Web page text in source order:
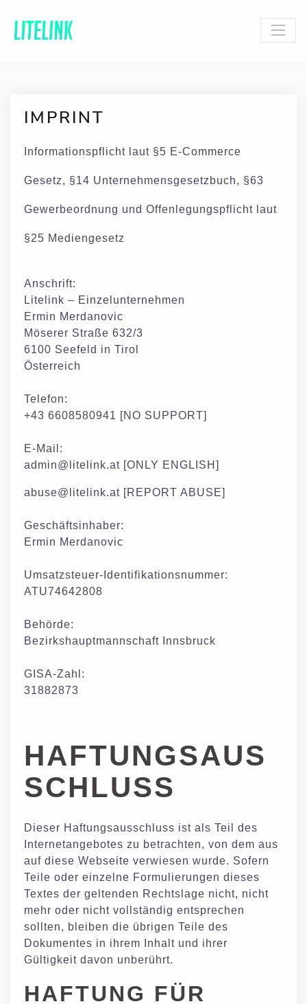
IMPRINT
Informationspflicht laut §5 E-Commerce
Gesetz, §14 Unternehmensgesetzbuch, §63
Gewerbeordnung und Offenlegungspflicht laut
§25 Mediengesetz
Anschrift:
Litelink – Einzelunternehmen
Ermin Merdanovic
Möserer Straße 632/3
6100 Seefeld in Tirol
Österreich
Telefon:
+43 6608580941 [NO SUPPORT]
E-Mail:
admin@litelink.at [ONLY ENGLISH]
abuse@litelink.at [REPORT ABUSE]
Geschäftsinhaber:
Ermin Merdanovic
Umsatzsteuer-Identifikationsnummer:
ATU74642808
Behörde:
Bezirkshauptmannschaft Innsbruck
GISA-Zahl:
31882873
HAFTUNGSAUS
SCHLUSS
Dieser Haftungsausschluss ist als Teil des
Internetangebotes zu betrachten, von dem aus
auf diese Webseite verwiesen wurde. Sofern
Teile oder einzelne Formulierungen dieses
Textes der geltenden Rechtslage nicht, nicht
mehr oder nicht vollständig entsprechen
sollten, bleiben die übrigen Teile des
Dokumentes in ihrem Inhalt und ihrer
Gültigkeit davon unberührt.
HAFTUNG FÜR